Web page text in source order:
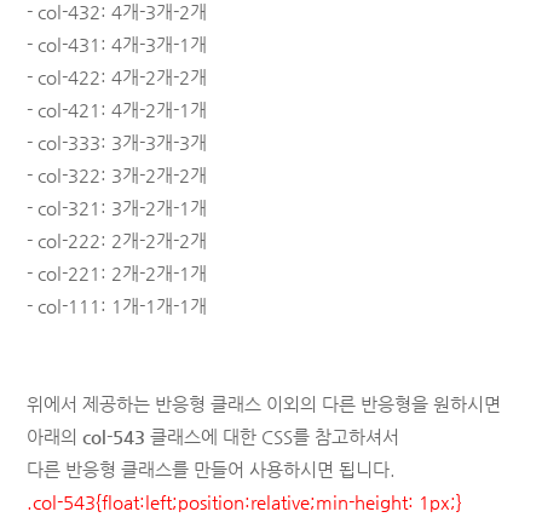
- col-432: 4개-3개-2개
- col-431: 4개-3개-1개
- col-422: 4개-2개-2개
- col-421: 4개-2개-1개
- col-333: 3개-3개-3개
- col-322: 3개-2개-2개
- col-321: 3개-2개-1개
- col-222: 2개-2개-2개
- col-221: 2개-2개-1개
- col-111: 1개-1개-1개
위에서 제공하는 반응형 클래스 이외의 다른 반응형을 원하시면
아래의 col-543 클래스에 대한 CSS를 참고하셔서
다른 반응형 클래스를 만들어 사용하시면 됩니다.
.col-543{float:left;position:relative;min-height: 1px;}